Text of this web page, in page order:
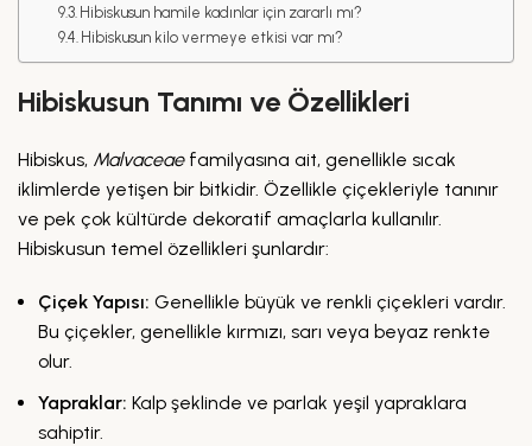
Hibiskusun hamile kadınlar için zararlı mı?
Hibiskusun kilo vermeye etkisi var mı?
Hibiskusun Tanımı ve Özellikleri
Hibiskus, Malvaceaefamilyasına ait, genellikle sıcak
iklimlerde yetişen bir bitkidir. Özellikle çiçekleriyle tanınır
ve pek çok kültürde dekoratif amaçlarla kullanılır.
Hibiskusun temel özellikleri şunlardır:
Çiçek Yapısı: Genellikle büyük ve renkli çiçekleri vardır.
Bu çiçekler, genellikle kırmızı, sarı veya beyaz renkte
olur.
Yapraklar: Kalp şeklinde ve parlak yeşil yapraklara
sahiptir.